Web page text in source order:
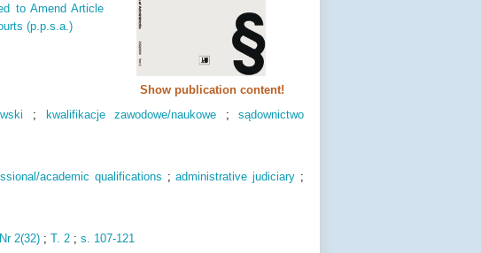
Show publication content!
to Amend Article
(p.p.s.a.)
; kwalifikacje zawodowe/naukowe ;sądownictwo
academic qualifications ;administrative judiciary ;
Nr 2(32) ;T. 2 ;s. 107-121